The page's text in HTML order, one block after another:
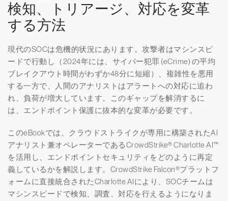
検知、トリアージ、対応を変革
する方法
現代のSOCは危機的状況にあります。攻撃者はマシンスピ
ードで行動し（2024年には、サイバー犯罪 (eCrime) の平均
ブレイクアウト時間がわずか48分に短縮）、複雑性を悪用
する一方で、人間のアナリストはアラートへの対応に追わ
れ、負荷が増大しています。このギャップを解消するに
は、エンドポイント保護に抜本的な変革が必要です。
このeBookでは、クラウドストライクが専用に構築されたAI
アナリスト兼オペレーターであるCrowdStrike® Charlotte AI™
を活用し、エンドポイントセキュリティをどのように再定
義しているかを解説します。CrowdStrike Falcon®プラットフ
ォームに直接統合されたCharlotte AIにより、SOCチームは
マシンスピードで検知、調査、対応を行えるようになりま